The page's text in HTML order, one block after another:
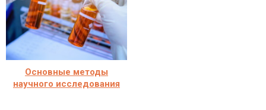
Основные методы
научного исследования